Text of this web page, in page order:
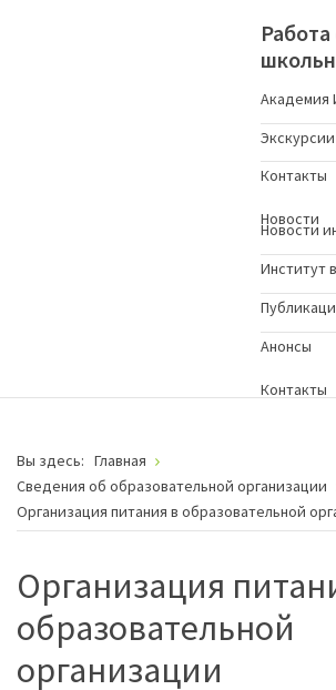
Работа
Академия
Экскурсии
Контакты
Новости
Новости
Институт
Анонсы
Контакты
Вы здесь: Главная
Сведения об образовательной организации
Организация питания в образовательной
Организация
образовательной
организации